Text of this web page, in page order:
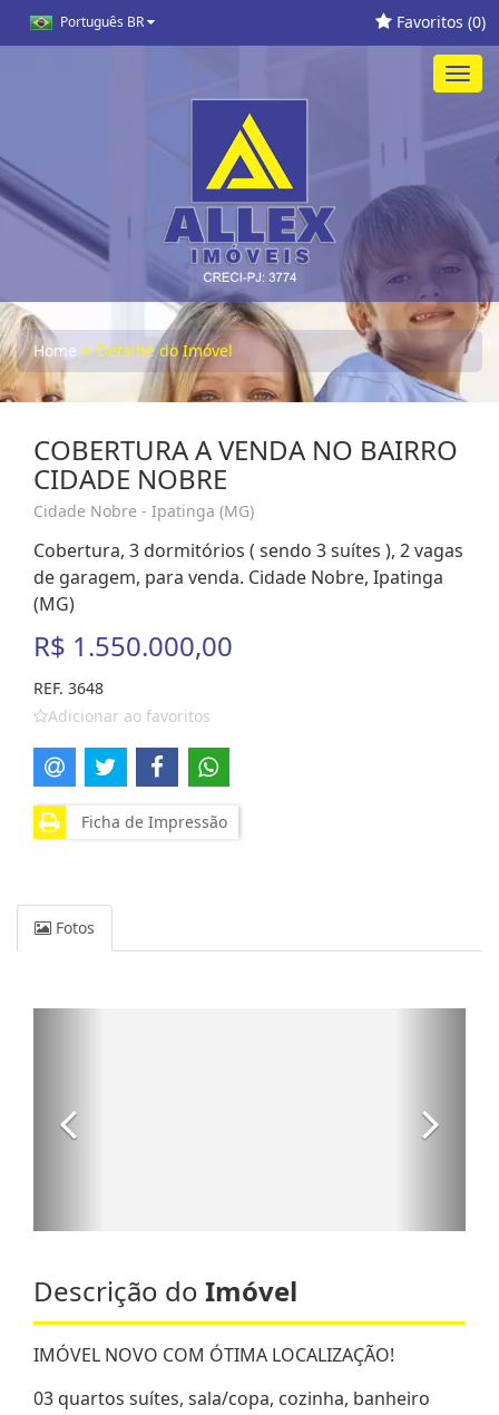
Português BR Favoritos (0)
Home Detalhe do Imóvel
COBERTURA A VENDA NO BAIRRO
CIDADE NOBRE
Cidade Nobre - Ipatinga (MG)
Cobertura, 3 dormitórios ( sendo 3 suítes ), 2 vagas
de garagem, para venda. Cidade Nobre, Ipatinga
(MG)
R$ 1.550.000,00
REF. 3648
Adicionar ao favoritos
Ficha de Impressão
Fotos
Descrição do Imóvel
IMÓVEL NOVO COM ÓTIMA LOCALIZAÇÃO!
03 quartos suítes, sala/copa, cozinha, banheiro